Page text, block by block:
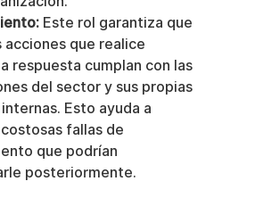
Este rol garantiza que
acciones que realice
respuesta cumplan con las
del sector y sus propias
Esto ayuda a
fallas de
que podrían
posteriormente.